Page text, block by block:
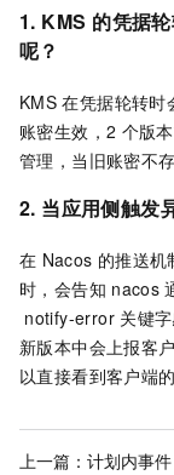
1. KMS 的凭据
呢？
KMS 在凭据轮转时
账密生效，2 个版
管理，当旧账密不
2. 当应用侧触发
在 Nacos 的推送机
时，会告知 nacos
notify-error 关键
新版本中会上报客
以直接看到客户端
上一篇： 计划内事件